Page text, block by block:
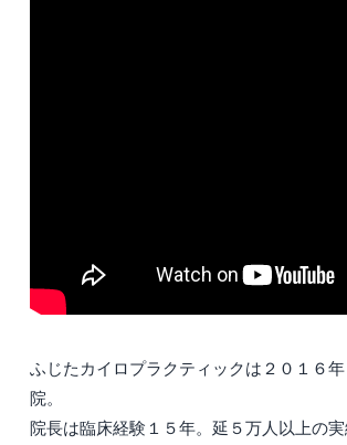
ふじたカイロプラクティックは２０１６
院。
院長は臨床経験１５年。延５万人以上の実